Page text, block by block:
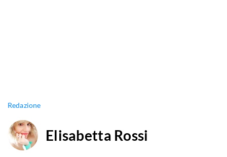
Redazione
Elisabetta Rossi